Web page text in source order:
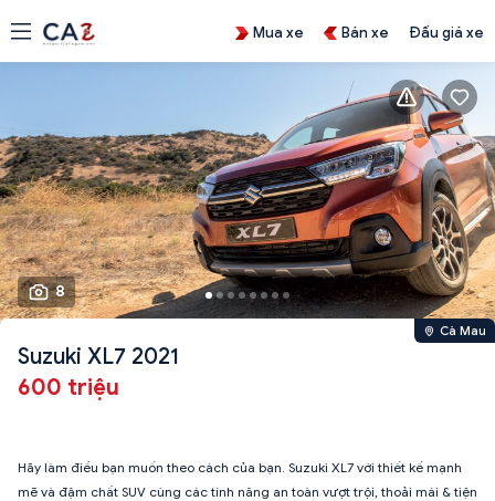
Mua xe Bán xe Đấu giá xe
8
Cà Mau
Suzuki XL7 2021
600 triệu
Hãy làm điều bạn muốn theo cách của bạn. Suzuki XL7 với thiết kế mạnh
mẽ và đậm chất SUV cùng các tính năng an toàn vượt trội, thoải mái & tiện